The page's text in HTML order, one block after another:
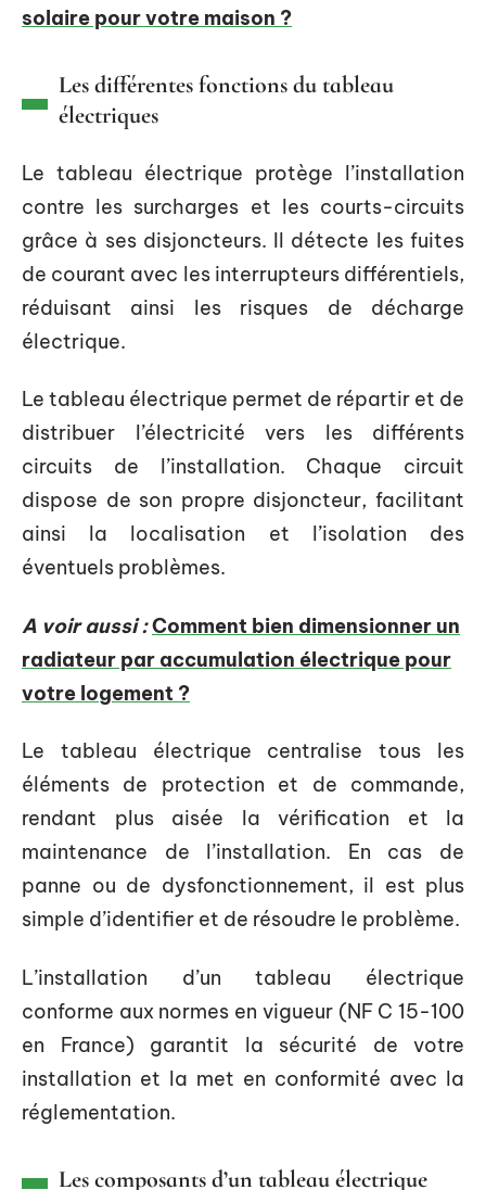
solaire pour votre maison ?
Les différentes fonctions du tableau
électriques
Le tableau électrique protège l’installation
contre les surcharges et les courts-circuits
grâce à ses disjoncteurs. Il détecte les fuites
de courant avec les interrupteurs différentiels,
réduisant ainsi les risques de décharge
électrique.
Le tableau électrique permet de répartir et de
distribuer l’électricité vers les différents
circuits de l’installation. Chaque circuit
dispose de son propre disjoncteur, facilitant
ainsi la localisation et l’isolation des
éventuels problèmes.
A voir aussi :Comment bien dimensionner un
radiateur par accumulation électrique pour
votre logement ?
Le tableau électrique centralise tous les
éléments de protection et de commande,
rendant plus aisée la vérification et la
maintenance de l’installation. En cas de
panne ou de dysfonctionnement, il est plus
simple d’identifier et de résoudre le problème.
L’installation d’un tableau électrique
conforme aux normes en vigueur (NF C 15-100
en France) garantit la sécurité de votre
installation et la met en conformité avec la
réglementation.
Les composants d’un tableau électrique